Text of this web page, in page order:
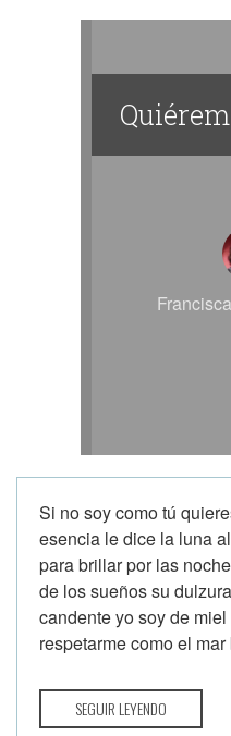
Si no soy como tú
esencia le dice la luna
para brillar por las
de los sueños su
candente yo soy de
respetarme como el
SEGUIR LEYENDO